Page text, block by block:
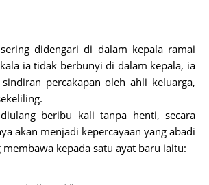
didengari di dalam kepala ramai
ia tidak berbunyi di dalam kepala, ia
percakapan oleh ahli keluarga,
beribu kali tanpa henti, secara
akan menjadi kepercayaan yang abadi
kepada satu ayat baru iaitu: